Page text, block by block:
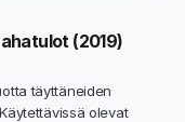
(2019)
täyttäneiden
olevat